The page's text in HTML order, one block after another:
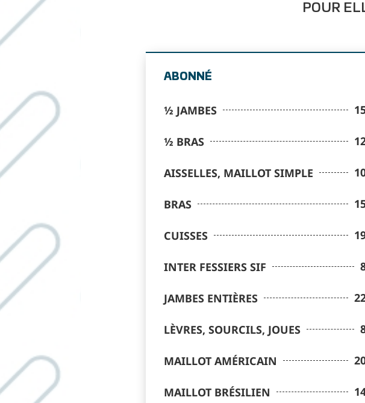
POUR
ABONNÉ
½ JAMBES
½ BRAS
AISSELLES, MAILLOT SIMPLE
BRAS
CUISSES
INTER FESSIERS SIF
JAMBES ENTIÈRES
LÈVRES, SOURCILS, JOUES
MAILLOT AMÉRICAIN
MAILLOT BRÉSILIEN